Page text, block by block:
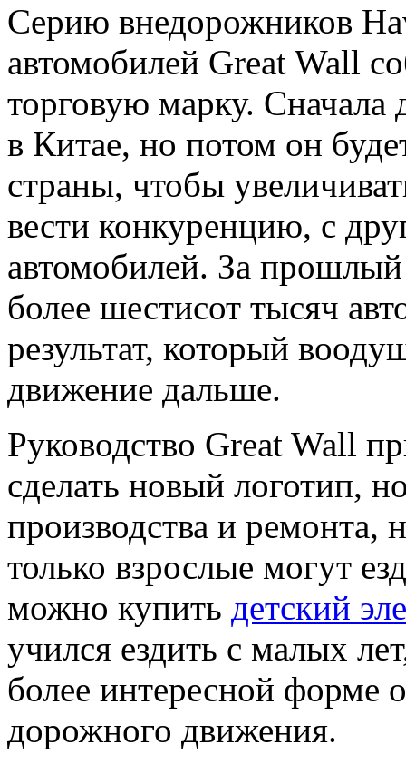
Серию внедорожников
автомобилей Great Wall
торговую марку. Сначала
в Китае, но потом он
страны, чтобы
вести конкуренцию, с
автомобилей. За
более шестисот тысяч
результат, который
движение дальше.
Руководство Great Wall
сделать новый логотип,
производства и ремонта,
только взрослые могут
можно купить детский
учился ездить с малых
более интересной форме
дорожного движения.